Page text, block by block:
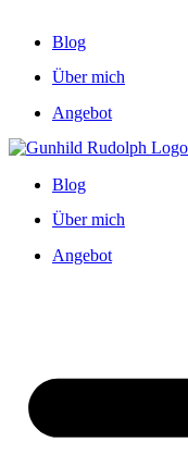
Blog
Über mich
Angebot
Blog
Über mich
Angebot